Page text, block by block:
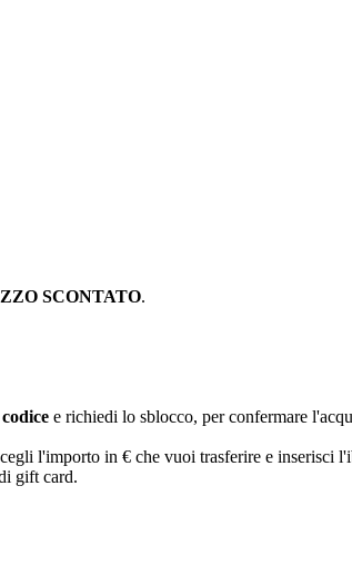
SCONTATO.
e richiedi lo sblocco, per confermare
l'importo in € che vuoi trasferire e inserisci
gift card.